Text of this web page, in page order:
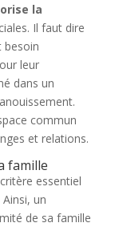
la
Il faut dire
besoin
leur
dans un
commun
et relations.
famille
essentiel
un
de sa famille